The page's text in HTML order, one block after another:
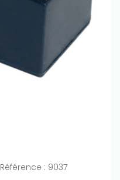
Référence : 9037